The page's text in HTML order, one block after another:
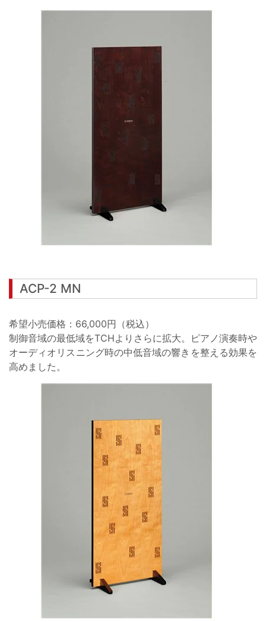
ACP-2 MN
希望小売価格：66,000円（税込）
制御音域の最低域をTCHよりさらに拡大。ピアノ演奏時や
オーディオリスニング時の中低音域の響きを整える効果を
高めました。